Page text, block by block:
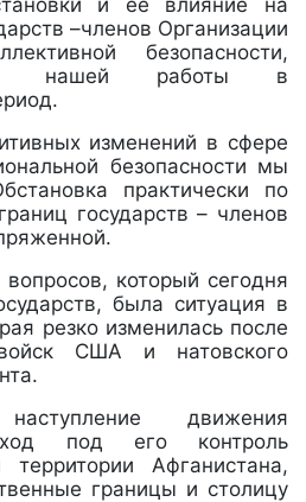
–членов Организации
безопасности,
нашей работы в
изменений в сфере
безопасности мы
практически по
государств – членов
который сегодня
была ситуация в
резко изменилась после
США и натовского
движения
под его контроль
территории Афганистана,
границы и столицу